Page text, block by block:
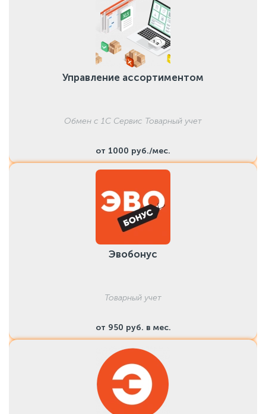
Управление ассортиментом
Обмен с 1С Сервис Товарный учет
от 1000 руб./мес.
Эвобонус
Товарный учет
от 950 руб. в мес.